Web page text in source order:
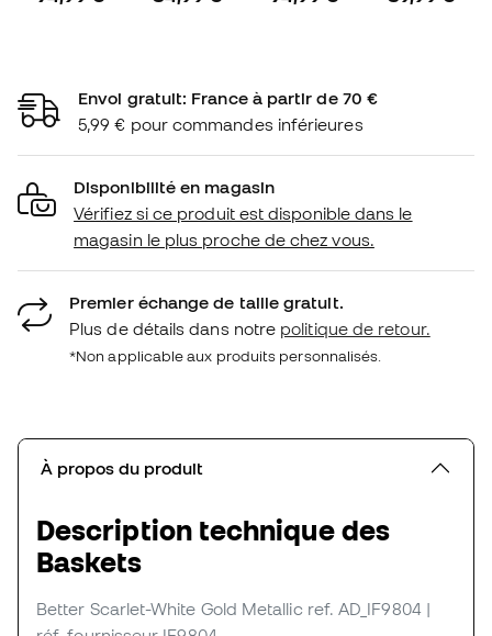
Envoi gratuit: France à partir de 70 €
5,99 € pour commandes inférieures
Disponibilité en magasin
Vérifiez si ce produit est disponible dans le
magasin le plus proche de chez vous.
Premier échange de taille gratuit.
Plus de détails dans notre politique de retour.
*Non applicable aux produits personnalisés.
À propos du produit
Description technique des
Baskets
Better Scarlet-White Gold Metallic ref. AD_IF9804 |